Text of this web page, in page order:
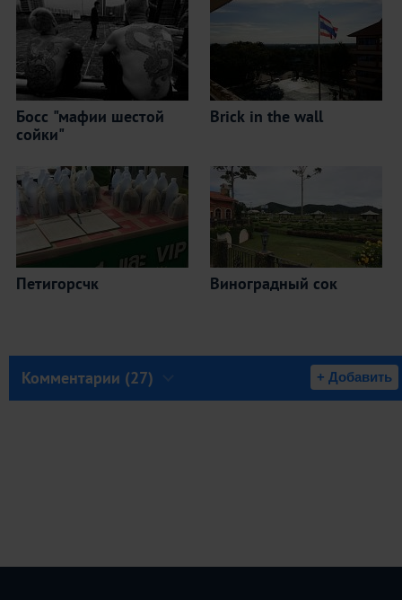
Босс "мафии шестой
сойки"
Brick in the wall
Петигорсчк Виноградный сок
Комментарии (27) + Добавить